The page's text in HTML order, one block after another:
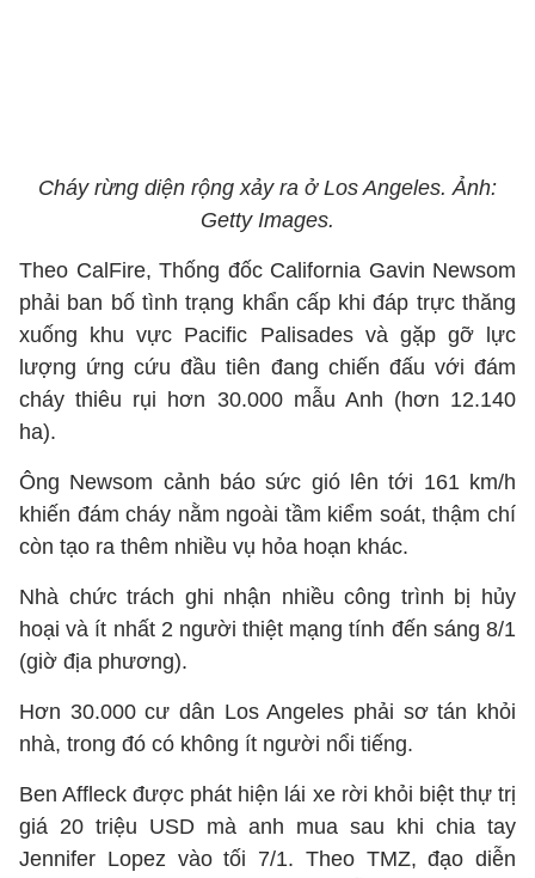
Cháy rừng diện rộng xảy ra ở Los Angeles. Ảnh:
Getty Images.
Theo CalFire, Thống đốc California Gavin Newsom
phải ban bố tình trạng khẩn cấp khi đáp trực thăng
xuống khu vực Pacific Palisades và gặp gỡ lực
lượng ứng cứu đầu tiên đang chiến đấu với đám
cháy thiêu rụi hơn 30.000 mẫu Anh (hơn 12.140
ha).
Ông Newsom cảnh báo sức gió lên tới 161 km/h
khiến đám cháy nằm ngoài tầm kiểm soát, thậm chí
còn tạo ra thêm nhiều vụ hỏa hoạn khác.
Nhà chức trách ghi nhận nhiều công trình bị hủy
hoại và ít nhất 2 người thiệt mạng tính đến sáng 8/1
(giờ địa phương).
Hơn 30.000 cư dân Los Angeles phải sơ tán khỏi
nhà, trong đó có không ít người nổi tiếng.
Ben Affleck được phát hiện lái xe rời khỏi biệt thự trị
giá 20 triệu USD mà anh mua sau khi chia tay
Jennifer Lopez vào tối 7/1. Theo TMZ, đạo diễn